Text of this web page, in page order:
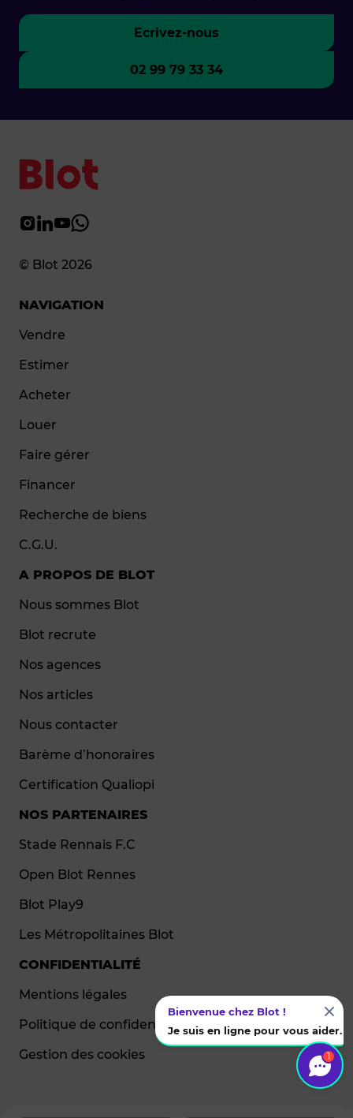
Ecrivez-nous
02 99 79 33 34
© Blot 2026
NAVIGATION
Vendre
Estimer
Acheter
Louer
Faire gérer
Financer
Recherche de biens
C.G.U.
A PROPOS DE BLOT
Nous sommes Blot
Blot recrute
Nos agences
Nos articles
Nous contacter
Barème d’honoraires
Certification Qualiopi
NOS PARTENAIRES
Stade Rennais F.C
Open Blot Rennes
Blot Play9
Les Métropolitaines Blot
CONFIDENTIALITÉ
Mentions légales
Politique de confidentialité
Gestion des cookies
1
Bienvenue chez Blot !
Je suis en ligne pour vous aider.